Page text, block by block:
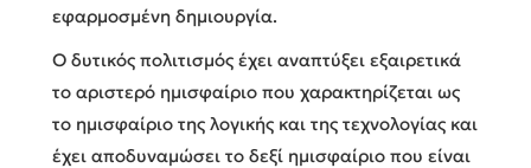
εφαρμοσμένη δημιουργία.
Ο δυτικός πολιτισμός έχει αναπτύξει εξαιρετικά
το αριστερό ημισφαίριο που χαρακτηρίζεται ως
το ημισφαίριο της λογικής και της τεχνολογίας και
έχει αποδυναμώσει το δεξί ημισφαίριο που είναι